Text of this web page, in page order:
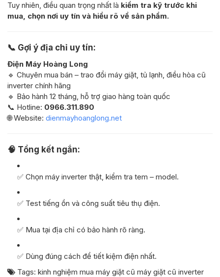
Tuy nhiên, điều quan trọng nhất là kiểm tra kỹ trước khi
mua, chọn nơi uy tín và hiểu rõ về sản phẩm.
📞 Gợi ý địa chỉ uy tín:
Điện Máy Hoàng Long
🔹 Chuyên mua bán – trao đổi máy giặt, tủ lạnh, điều hòa cũ
inverter chính hãng
🔹 Bảo hành 12 tháng, hỗ trợ giao hàng toàn quốc
📞 Hotline: 0966.311.890
🌐 Website: dienmayhoanglong.net
🧠 Tổng kết ngắn:
✅ Chọn máy inverter thật, kiểm tra tem – model.
✅ Test tiếng ồn và công suất tiêu thụ điện.
✅ Mua tại địa chỉ có bảo hành rõ ràng.
✅ Dùng đúng cách để tiết kiệm điện nhất.
Tags: kinh nghiệm mua máy giặt cũ máy giặt cũ inverter